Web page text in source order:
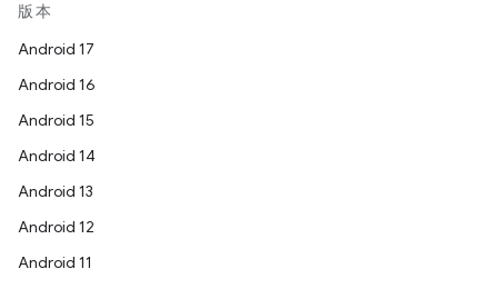
版本
Android 17
Android 16
Android 15
Android 14
Android 13
Android 12
Android 11